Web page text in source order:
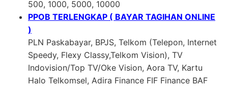
500, 1000, 5000, 10000
PPOB TERLENGKAP ( BAYAR TAGIHAN ONLINE
)
PLN Paskabayar, BPJS, Telkom (Telepon, Internet
Speedy, Flexy Classy,Telkom Vision), TV
Indovision/Top TV/Oke Vision, Aora TV, Kartu
Halo Telkomsel, Adira Finance FIF Finance BAF